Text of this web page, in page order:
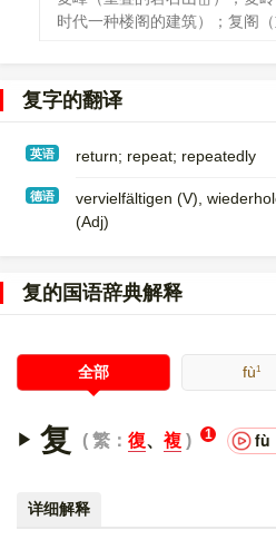
时代一种楼阁的建筑）；复阁（
复字的翻译
英语 return; repeat; repeatedly
德语
vervielfältigen (V)​,
(Adj)
复的国语辞典解释
全部 fù1
复 繁： 復、 複 1 fù
详细解释